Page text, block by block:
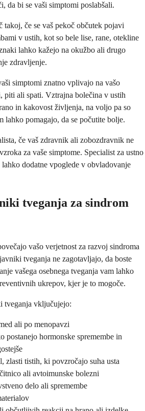
da bi se vaši simptomi poslabšali.
takoj, če se vaš pekoč občutek pojavi
v ustih, kot so bele lise, rane, otekline
lahko kažejo na okužbo ali drugo
zdravljenje.
simptomi znatno vplivajo na vašo
piti ali spati. Vztrajna bolečina v ustih
in kakovost življenja, na voljo pa so
lahko pomagajo, da se počutite bolje.
če vaš zdravnik ali zobozdravnik ne
za vaše simptome. Specialist za ustno
dodatne vpoglede v obvladovanje
tveganja za sindrom
vašo verjetnost za razvoj sindroma
tveganja ne zagotavljajo, da boste
vašega osebnega tveganja vam lahko
ukrepov, kjer je to mogoče.
tveganja vključujejo:
ali po menopavzi
postanejo hormonske spremembe in
zlasti tistih, ki povzročajo suha usta
ali avtoimunske bolezni
delo ali spremembe